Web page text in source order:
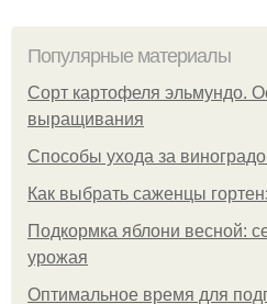
Популярные материалы
Сорт картофеля эльмундо.
выращивания
Способы ухода за
Как выбрать саженцы
Подкормка яблони весной:
урожая
Оптимальное время для